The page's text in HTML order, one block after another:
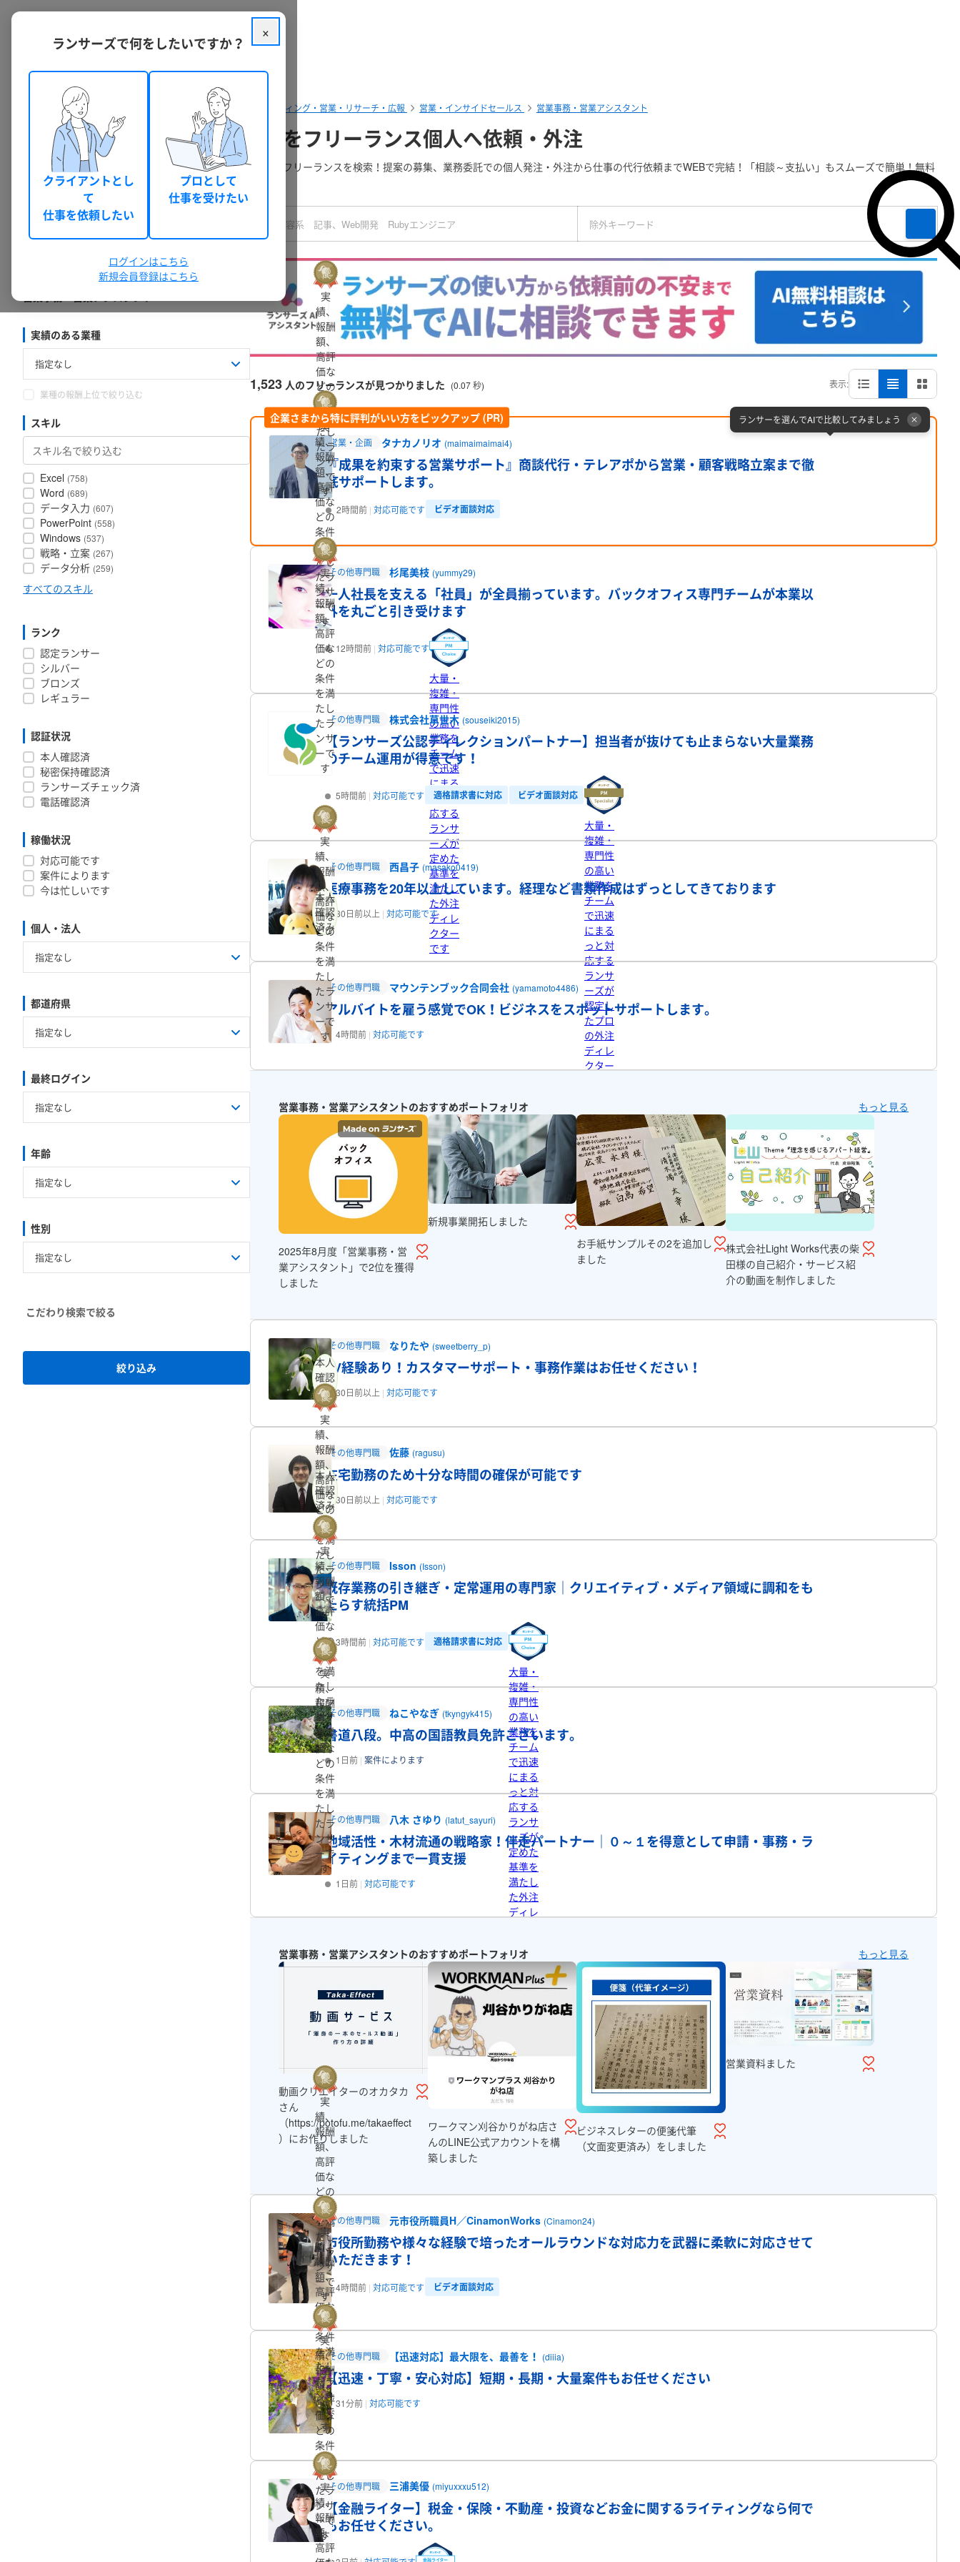
クラウドソーシング ランサーズ フリーランスを探す マーケティング・営業・リサーチ・広報 営業・インサイドセールス 営業事務・営業アシスタント
営業事務・営業アシスタントをフリーランス個人へ依頼・外注
料金・口コミ・実績などで営業事務・営業アシスタントのフリーランスを検索！提案の募集、業務委託での個人発注・外注から仕事の代行依頼までWEBで完結！「相談～支払い」もスムーズで簡単！無料
登録で今すぐ利用できます。
職種
すべての職種
マーケティング・営業・リサーチ・広報
営業・インサイドセールス
実績のある業種
業種の報酬上位で絞り込む
スキル
Excel (758)
Word (689)
データ入力 (607)
PowerPoint (558)
Windows (537)
戦略・立案 (267)
データ分析 (259)
すべてのスキル
ランク
認定ランサー
シルバー
ブロンズ
レギュラー
認証状況
本人確認済
秘密保持確認済
ランサーズチェック済
電話確認済
稼働状況
対応可能です
案件によります
今は忙しいです
個人・法人
都道府県
指定なし
群馬県 埼玉県 千葉県
新潟県
富山県 福井県 山梨県
長野県
三重県
大阪府 兵庫県 奈良県
和歌山県
島根県 岡山県 広島県 山口県 徳島県 香川県 愛媛県
高知県
福岡県
佐賀県 長崎県 熊本県 大分県 宮崎県 鹿児島県 沖縄県 日本国外
最終ログイン
年齢
性別
こだわり検索
絞り込み
検索
1,523 人のフリーランスが見つかりました (0.07 秒) 表示:
企業さまから特に評判がいい方をピックアップ (PR)
実
績、
報酬
額、
高評
価な
どの
条件
を満
たし
たラ
ンサ
ーで
す
営業・企画 タナカノリオ (maimaimaimai4)
『成果を約束する営業サポート』商談代行・テレアポから営業・顧客戦略立案まで徹
底サポートします。
ランサーを選んでAIで比較してみましょう
2時間前 対応可能です ビデオ面談対応
実
績、
報酬
額、
高評
価な
どの
条件
を満
たし
たラ
ンサ
ーで
す
その他専門職 杉尾美枝 (yummy29)
一人社長を支える「社員」が全員揃っています。バックオフィス専門チームが本業以
外を丸ごと引き受けます
12時間前 対応可能です
大量・
複雑・
専門性
の高い
業務を
チーム
で迅速
にまる
っと対
応する
ランサ
ーズが
定めた
基準を
満たし
た外注
ディレ
クター
です
実
績、
報酬
額、
高評
価な
どの
条件
を満
たし
たラ
ンサ
ーで
す
その他専門職 株式会社草世木 (souseiki2015)
【ランサーズ公認ディレクションパートナー】担当者が抜けても止まらない大量業務
のチーム運用が得意です！
5時間前 対応可能です 適格請求書に対応 ビデオ面談対応
大量・
複雑・
専門性
の高い
業務を
チーム
で迅速
にまる
っと対
応する
ランサ
ーズが
認定し
たプロ
の外注
ディレ
クター
本人
確認
済み
その他専門職 西昌子 (masako0419)
医療事務を20年以上しています。経理など書類作成はずっとしてきております
30日前以上 対応可能です
実
績、
報酬
額、
高評
価な
どの
条件
を満
たし
たラ
ンサ
ーで
す
その他専門職 マウンテンブック合同会社 (yamamoto4486)
アルバイトを雇う感覚でOK！ビジネスをスポットサポートします。
4時間前 対応可能です
営業事務・営業アシスタントのおすすめポートフォリオ もっと見る
2025年8月度「営業事務・営
業アシスタント」で2位を獲得
しました
新規事業開拓しました
お手紙サンプルその2を追加し
ました
株式会社Light Works代表の柴
田様の自己紹介・サービス紹
介の動画を制作しました
本人
確認
済み
その他専門職 なりたや (sweetberry_p)
SV経験あり！カスタマーサポート・事務作業はお任せください！
30日前以上 対応可能です
本人
確認
済み
その他専門職 佐藤 (ragusu)
在宅勤務のため十分な時間の確保が可能です
30日前以上 対応可能です
実
績、
報酬
額、
高評
価な
どの
条件
を満
たし
たラ
ンサ
ーで
す
その他専門職 Isson (Isson)
既存業務の引き継ぎ・定常運用の専門家｜クリエイティブ・メディア領域に調和をも
たらす統括PM
3時間前 対応可能です 適格請求書に対応
大量・
複雑・
専門性
の高い
業務を
チーム
で迅速
にまる
っと対
応する
ランサ
ーズが
定めた
基準を
満たし
た外注
ディレ
実
績、
報酬
額、
高評
価な
どの
条件
を満
たし
たラ
ンサ
ーで
す
その他専門職 ねこやなぎ (tkyngyk415)
書道八段。中高の国語教員免許ございます。
1日前 案件によります
実
績、
報酬
額、
高評
価な
どの
条件
を満
たし
たラ
ンサ
ーで
す
その他専門職 八木 さゆり (latut_sayuri)
地域活性・木材流通の戦略家！伴走パートナー｜０～１を得意として申請・事務・ラ
イティングまで一貫支援
1日前 対応可能です
営業事務・営業アシスタントのおすすめポートフォリオ もっと見る
動画クリエイターのオカタカ
さん
（https://potofu.me/takaeffect
）にお作りしました
ワークマン刈谷かりがね店さ
んのLINE公式アカウントを構
築しました
ビジネスレターの便箋代筆
（文面変更済み）をしました
営業資料ました
実
績、
報酬
額、
高評
価な
どの
条件
を満
たし
たラ
ンサ
ーで
す
その他専門職 元市役所職員H／CinamonWorks (Cinamon24)
市役所勤務や様々な経験で培ったオールラウンドな対応力を武器に柔軟に対応させて
いただきます！
4時間前 対応可能です ビデオ面談対応
実
績、
報酬
額、
高評
価な
どの
条件
を満
たし
たラ
ンサ
ーで
す
その他専門職 【迅速対応】最大限を、最善を！ (diiia)
【迅速・丁寧・安心対応】短期・長期・大量案件もお任せください
31分前 対応可能です
実
績、
報酬
額、
高評
価な
どの
条件
を満
たし
たラ
ンサ
ーで
す
その他専門職 三浦美優 (miyuxxxu512)
【金融ライター】税金・保険・不動産・投資などお金に関するライティングなら何で
もお任せください。
実
績、
報酬
額、
高評
×
ランサーズで何をしたいですか？
クライアントとし
て
仕事を依頼したい
プロとして
仕事を受けたい
ログインはこちら
新規会員登録はこちら